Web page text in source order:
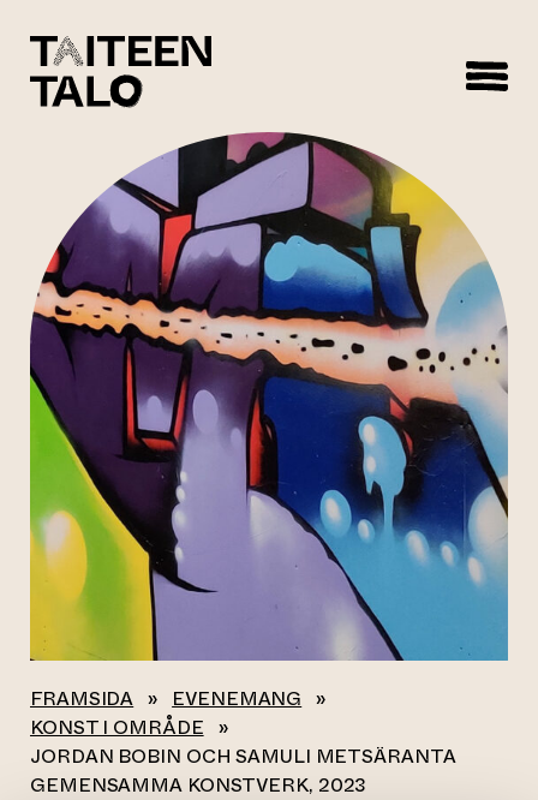
FRAMSIDA » EVENEMANG »
KONST I OMRÅDE »
JORDAN BOBIN OCH SAMULI METSÄRANTA
GEMENSAMMA KONSTVERK, 2023